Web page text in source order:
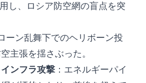
し、ロシア防空網の盲点を突
ーン乱舞下でのヘリボーン投
主張を揺さぶった。
ンフラ攻撃 ：エネルギーパイ